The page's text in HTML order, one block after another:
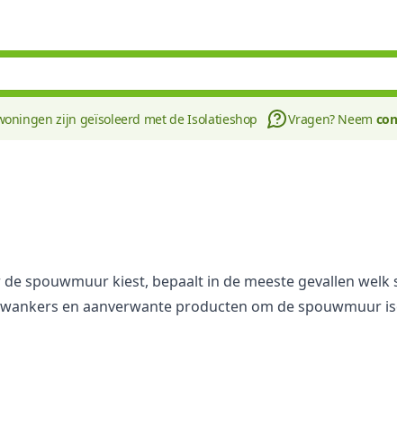
zijn geïsoleerd met de Isolatieshop Vragen? Neem
spouwmuur kiest, bepaalt in de meeste gevallen
en aanverwante producten om de spouwmuur